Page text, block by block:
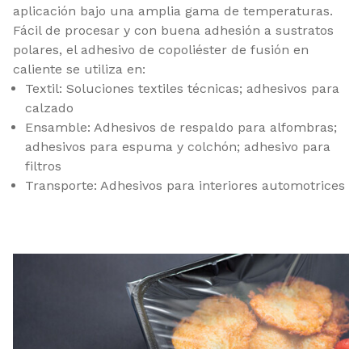
aplicación bajo una amplia gama de temperaturas.
Fácil de procesar y con buena adhesión a sustratos
polares, el adhesivo de copoliéster de fusión en
caliente se utiliza en:
Textil: Soluciones textiles técnicas; adhesivos para
calzado
Ensamble: Adhesivos de respaldo para alfombras;
adhesivos para espuma y colchón; adhesivo para
filtros
Transporte: Adhesivos para interiores automotrices